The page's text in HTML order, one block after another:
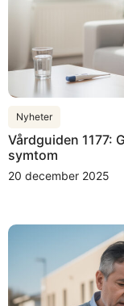
Nyheter
Vårdguiden 1177:
symtom
20 december 2025